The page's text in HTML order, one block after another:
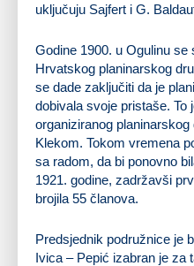
uključuju Sajfert i G.
Godine 1900. u Ogulinu se
Hrvatskog planinarskog
se dade zaključiti da je
dobivala svoje pristaše. To
organiziranog
Klekom. Tokom vremena
sa radom, da bi ponovno
1921. godine, zadržavši
brojila 55 članova.
Predsjednik podružnice je
Ivica – Pepić izabran je za